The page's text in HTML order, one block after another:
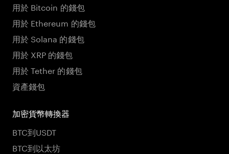
用於 Bitcoin 的錢包
用於 Ethereum 的錢包
用於 Solana 的錢包
用於 XRP 的錢包
用於 Tether 的錢包
資產錢包
加密貨幣轉換器
BTC到USDT
BTC到以太坊